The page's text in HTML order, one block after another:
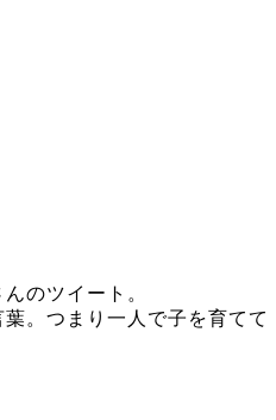
のツイート。
葉。つまり一人で子を育てて